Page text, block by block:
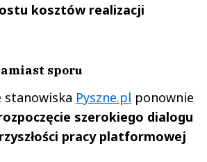
kosztów realizacji
sporu
stanowiska Pyszne.pl ponownie
szerokiego dialogu
pracy platformowej